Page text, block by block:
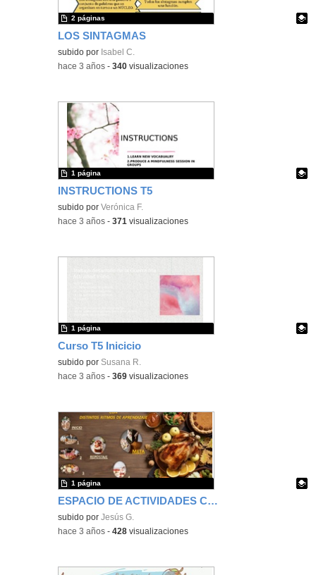
LOS SINTAGMAS
Contenido educativo.
subido por Isabel C.
2 páginas
-hace 3 años -340 visualizaciones
INSTRUCTIONS T5
Contenido educativo.
subido porVerónica F.
1 página
-hace 3 años -371 visualizaciones
Curso T5 Inicicio
Contenido educativo.
subido por Susana R.
1 página
-hace 3 años -369 visualizaciones
ESPACIO DE ACTIVIDADES CON DIFERENTES RITMOS-CDDA2-T5
Contenido educativo.
subido porJesús G.
1 página
-hace 3 años -428 visualizaciones